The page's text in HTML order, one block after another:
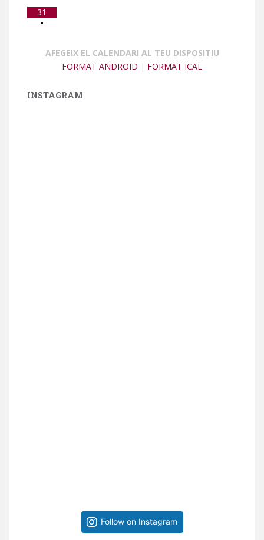
31
•
AFEGEIX EL CALENDARI AL TEU DISPOSITIU
FORMAT ANDROID | FORMAT ICAL
INSTAGRAM
Follow on Instagram